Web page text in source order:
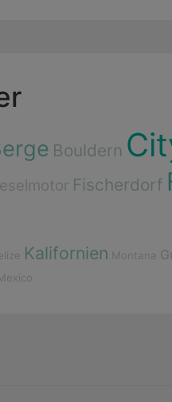
Bouldern
Fischerdorf
Kalifornien Montana